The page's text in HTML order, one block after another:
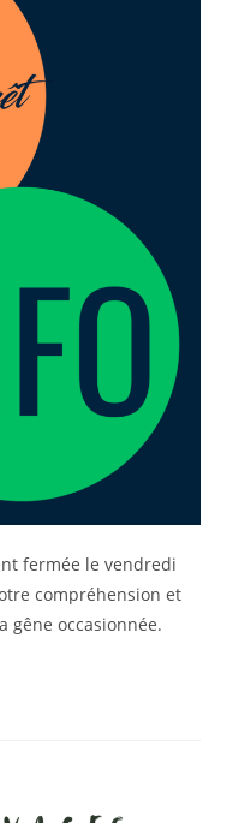
fermée le vendredi
compréhension et
gêne occasionnée.